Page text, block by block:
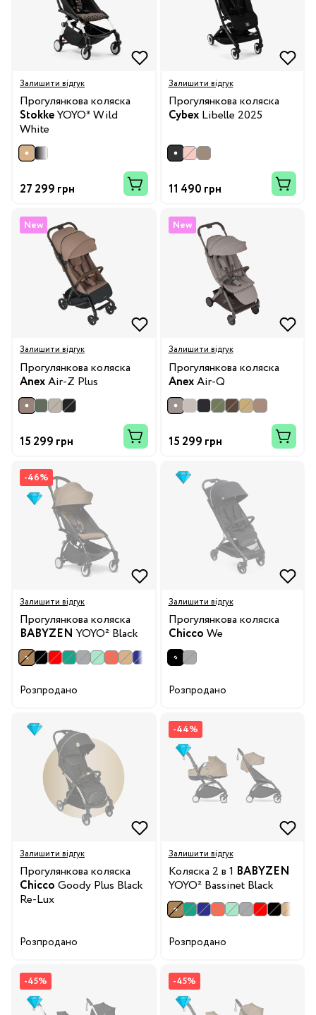
Залишити відгук
Прогулянкова коляска
StokkeYOYO³ Wild
White
27 299 грн
Залишити відгук
Прогулянкова коляска
CybexLibelle 2025
11 490 грн
New
Залишити відгук
Прогулянкова коляска
AnexAir-Z Plus
15 299 грн
New
Залишити відгук
Прогулянкова коляска
AnexAir-Q
15 299 грн
-46%
Залишити відгук
Прогулянкова коляска
BABYZEN YOYO² Black
Розпродано
Залишити відгук
Прогулянкова коляска
Chicco We
Розпродано
Залишити відгук
Прогулянкова коляска
Chicco Goody Plus Black
Re-Lux
Розпродано
-44%
Залишити відгук
Коляска 2 в 1 BABYZEN
YOYO² Bassinet Black
Розпродано
-45% -45%